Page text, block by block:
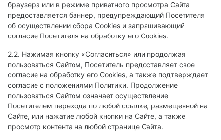
браузера или в режиме приватного просмотра Сайта
предоставляется баннер, предупреждающий Посетителя
об осуществлении сбора Сookies и запрашивающий
согласие Посетителя на обработку его Сookies.
2.2. Нажимая кнопку «Согласиться» или продолжая
пользоваться Сайтом, Посетитель предоставляет свое
согласие на обработку его Сookies, а также подтверждает
согласие с положениями Политики. Продолжение
пользоваться Сайтом означает осуществление
Посетителем перехода по любой ссылке, размещенной на
Сайте, или нажатие любой кнопки на Сайте, а также
просмотр контента на любой странице Сайта.